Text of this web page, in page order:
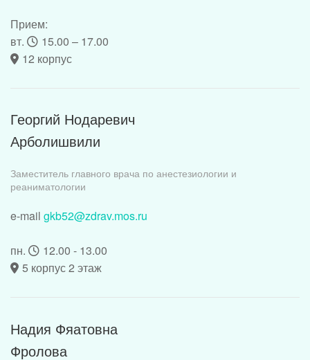
Прием:
вт.
15.00 – 17.00
12 корпус
Георгий Нодаревич
Арболишвили
Заместитель главного врача по анестезиологии и
реаниматологии
e-mail gkb52@zdrav.mos.ru
пн.
12.00 - 13.00
5 корпус 2 этаж
Надия Фяатовна
Фролова